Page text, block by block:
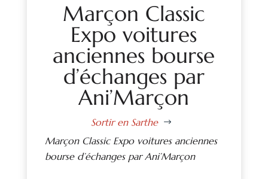
Marçon Classic
Expo voitures
anciennes bourse
d’échanges par
Ani’Marçon
Sortir en Sarthe $
Marçon Classic Expo voitures anciennes
bourse d’échanges par Ani’Marçon